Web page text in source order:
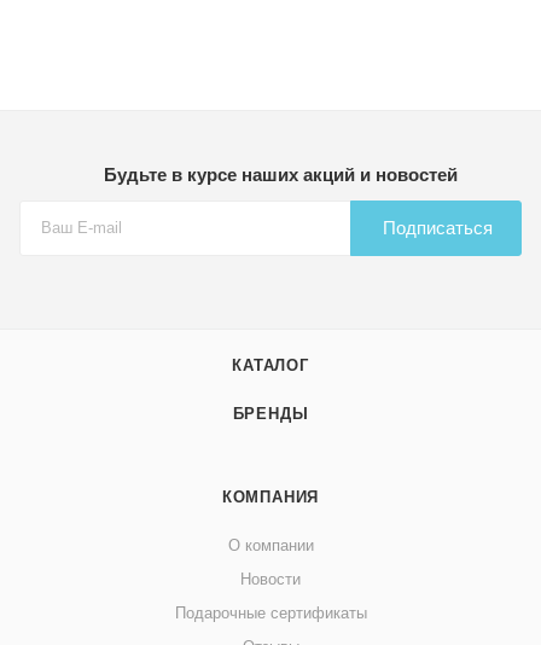
Будьте в курсе наших акций и новостей
Подписаться
КАТАЛОГ
БРЕНДЫ
КОМПАНИЯ
О компании
Новости
Подарочные сертификаты